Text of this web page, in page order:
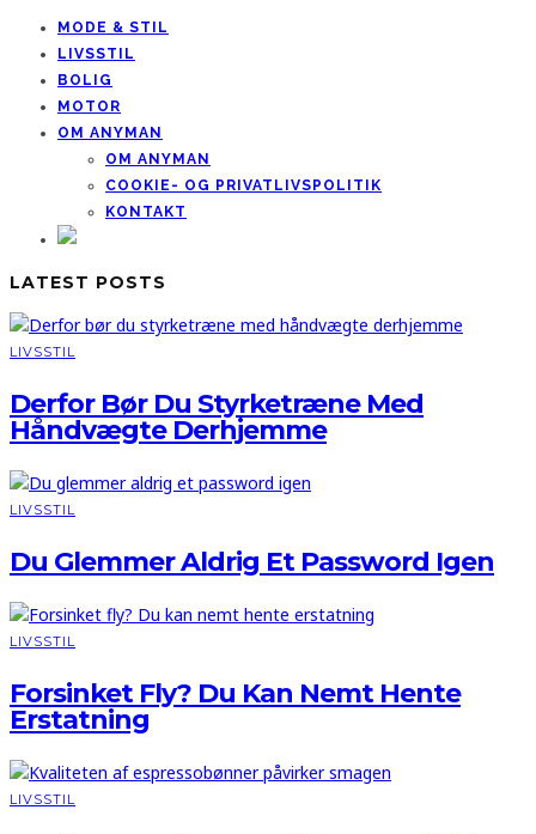
MODE & STIL
LIVSSTIL
BOLIG
MOTOR
OM ANYMAN
OM ANYMAN
COOKIE- OG PRIVATLIVSPOLITIK
KONTAKT
LATEST POSTS
LIVSSTIL
Derfor Bør Du Styrketræne Med
Håndvægte Derhjemme
LIVSSTIL
Du Glemmer Aldrig Et Password Igen
LIVSSTIL
Forsinket Fly? Du Kan Nemt Hente
Erstatning
LIVSSTIL